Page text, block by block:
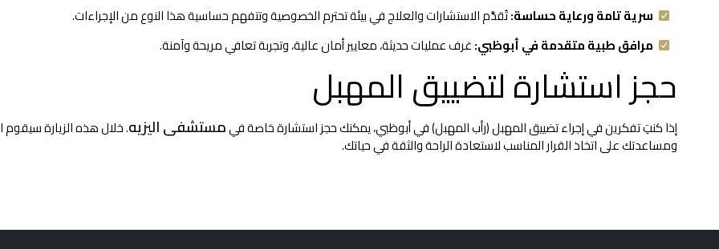
سرية تامة ورعاية حساسة:تُقدَّم الاستشارات والعلاج في بيئة تحترم الخصوصية وتتفهم حساسية هذا النوع من الإجراءات.
مرافق طبية متقدمة في أبوظبي:غرف عمليات حديثة، معايير أمان عالية، وتجربة تعافي مريحة وآمنة.
حجز استشارة لتضييق المهبل
إذا كنتِ تفكرين في إجراء تضييق المهبل (رأب المهبل) في أبوظبي، يمكنك حجز استشارة خاصة فيمستشفى اليزيه
ومساعدتك على اتخاذ القرار المناسب لاستعادة الراحة والثقة في حياتك.